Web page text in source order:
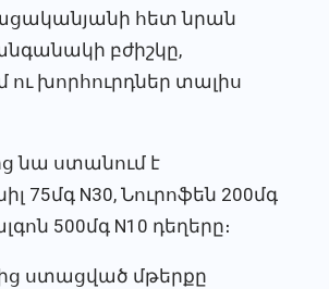
հետ նրան
բժիշկը,
խորհուրդներ տալիս
նա ստանում է
75մգ N30, Նուրոֆեն 200մգ
500մգ N10 դեղերը։
ստացված մթերքը